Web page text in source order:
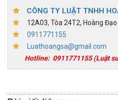
CÔNG TY LUẬT TNHH
12A03, Tòa 24T2, Hoàng Đạo
0911771155
Luathoangsa@gmail.com
Hotline: 0911771155(Luật